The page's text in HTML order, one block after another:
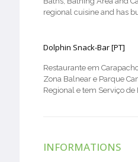
regional cuisine and has
Dolphin Snack-Bar [PT]
Restaurante em
Zona Balnear e Parque
Regional e tem Serviço de
INFORMATIONS